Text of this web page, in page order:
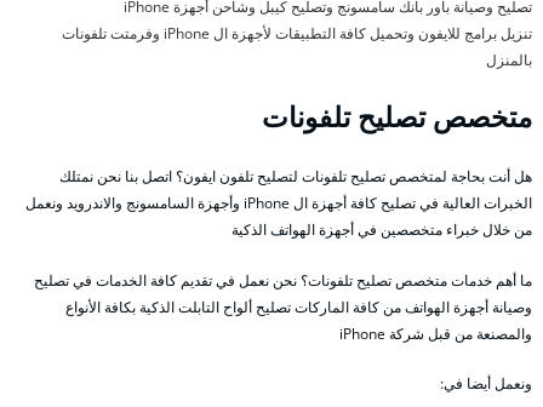
تصليح وصيانة باور بانك سامسونج وتصليح كيبل وشاحن أجهزة iPhone
تنزيل برامج للايفون وتحميل كافة التطبيقات لأجهزة ال iPhone وفرمتت تلفونات
بالمنزل
متخصص تصليح تلفونات
هل أنت بحاجة لمتخصص تصليح تلفونات لتصليح تلفون ايفون؟ اتصل بنا نحن نمتلك
الخبرات العالية في تصليح كافة أجهزة ال iPhone وأجهزة السامسونج والاندرويد ونعمل
من خلال خبراء متخصصين في أجهزة الهواتف الذكية
ما أهم خدمات متخصص تصليح تلفونات؟ نحن نعمل في تقديم كافة الخدمات في تصليح
وصيانة أجهزة الهواتف من كافة الماركات تصليح ألواح التابلت الذكية بكافة الأنواع
والمصنعة من قبل شركة iPhone
ونعمل أيضا في: